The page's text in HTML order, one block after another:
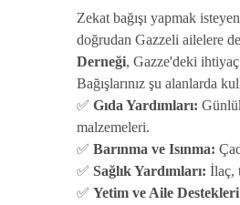
Zekat bağışı yapmak
doğrudan Gazzeli ailelere
Derneği, Gazze'deki ihtiyaç
Bağışlarınız şu alanlarda
✅ Gıda Yardımları:
malzemeleri.
✅ Barınma ve Isınma:
✅ Sağlık Yardımları: İlaç,
✅ Yetim ve Aile